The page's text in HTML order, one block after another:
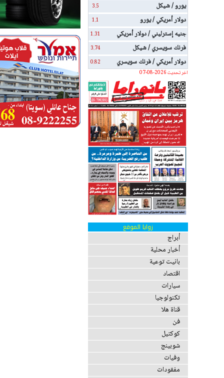
يورو / شيكل 3.5
دولار أمريكي / يورو 1.1
جنيه إسترليني / دولار أمريكي 1.31
فرنك سويسري / شيكل 3.74
دولار أمريكي / فرنك سويسري
0.82
اخر تحديث 2026-08-07
زوايا الموقع
أبراج
أخبار محلية
بانيت توعية
اقتصاد
سيارات
تكنولوجيا
قناة هلا
فن
كوكتيل
شوبينج
وفيات
مفقودات